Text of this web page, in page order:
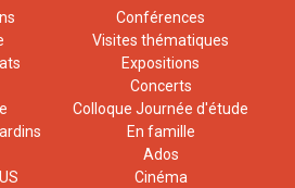
Conférences
Visites thématiques
Expositions
Concerts
Colloque Journée d'étude
En famille
Ados
Cinéma